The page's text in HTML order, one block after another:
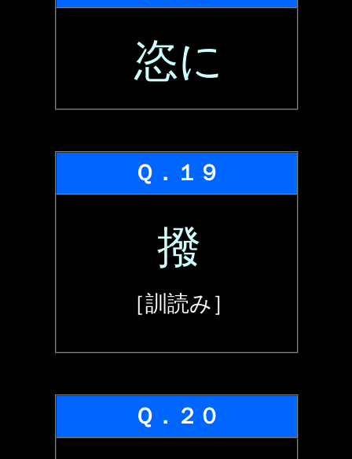
恣に
Ｑ．１９
撥
［訓読み］
Ｑ．２０